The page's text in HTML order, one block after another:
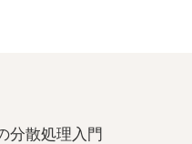
分散処理入門